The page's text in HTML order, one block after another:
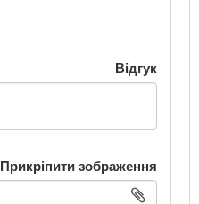
Відгук
Прикріпити зображення